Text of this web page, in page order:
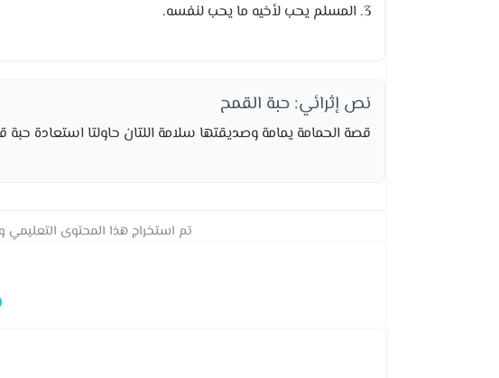
3. المسلم يحب لأخيه ما يحب لنفسه.
نص إثرائي: حبة القمح
قصة الحمامة يمامة وصديقتها سلامة اللتان حاولتا استعادة
تم استخراج هذا المحتوى التعليمي